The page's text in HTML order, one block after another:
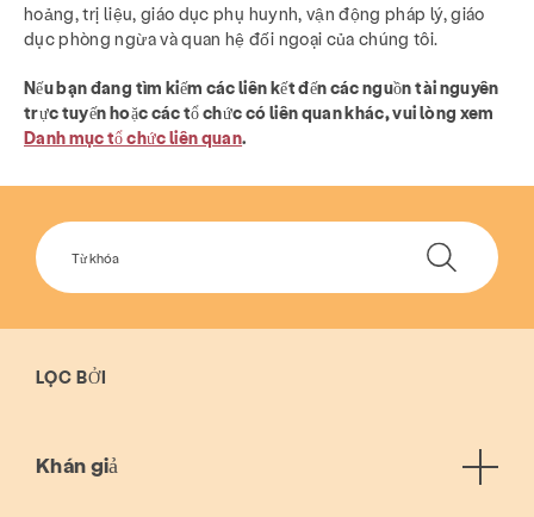
hoảng, trị liệu, giáo dục phụ huynh, vận động pháp lý, giáo
dục phòng ngừa và quan hệ đối ngoại của chúng tôi.
Nếu bạn đang tìm kiếm các liên kết đến các nguồn tài nguyên
trực tuyến hoặc các tổ chức có liên quan khác, vui lòng xem
Danh mục tổ chức liên quan.
LỌC BỞI
Khán giả